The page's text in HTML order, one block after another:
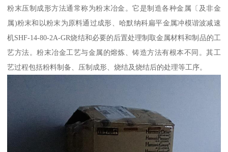
粉末压制成形方法通常称为粉末冶金。它是制造各种金属〔及非金
属)粉末和以粉末为原料通过成形、哈默纳科扁平金属冲模谐波减速
机SHF-14-80-2A-GR烧结和必要的后置处理制取金属材料和制品的工
艺方法。粉末冶金工艺与金属的熔炼、铸造方法有根本不同。其工
艺过程包括粉料制备、压制成形、烧结及烧结后的处理等工序。